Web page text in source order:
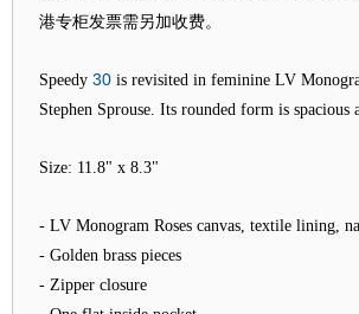
港专柜发票需另加收费。
Speedy 30is revisited in feminine LV
Stephen Sprouse. Its rounded form is
Size: 11.8" x 8.3"
- LV Monogram Roses canvas, textile lining,
- Golden brass pieces
- Zipper closure